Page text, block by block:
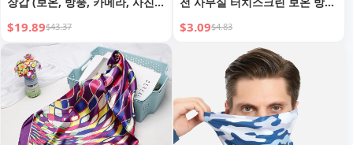
등반, 하이킹, 터치스크린 호환
겨울 사이클링 장갑)
$19.89$43.37
니트 장갑
$3.09$4.83